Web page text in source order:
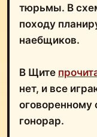
тюрьмы. В
походу
наебщиков.
В Щите
нет, и все
оговоренному
гонорар.